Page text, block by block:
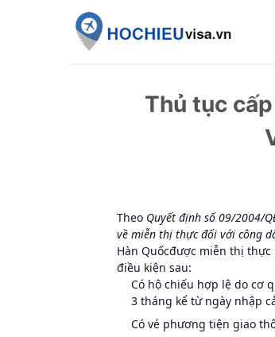
Thủ tục
Theo Quyết định số 09/2004/
về miễn thị thực đối với công
Hàn Quốcđược miễn thị thực
điều kiện sau:
Có hộ chiếu hợp lệ do cơ
3 tháng kể từ ngày nhập
Có vé phương tiện giao